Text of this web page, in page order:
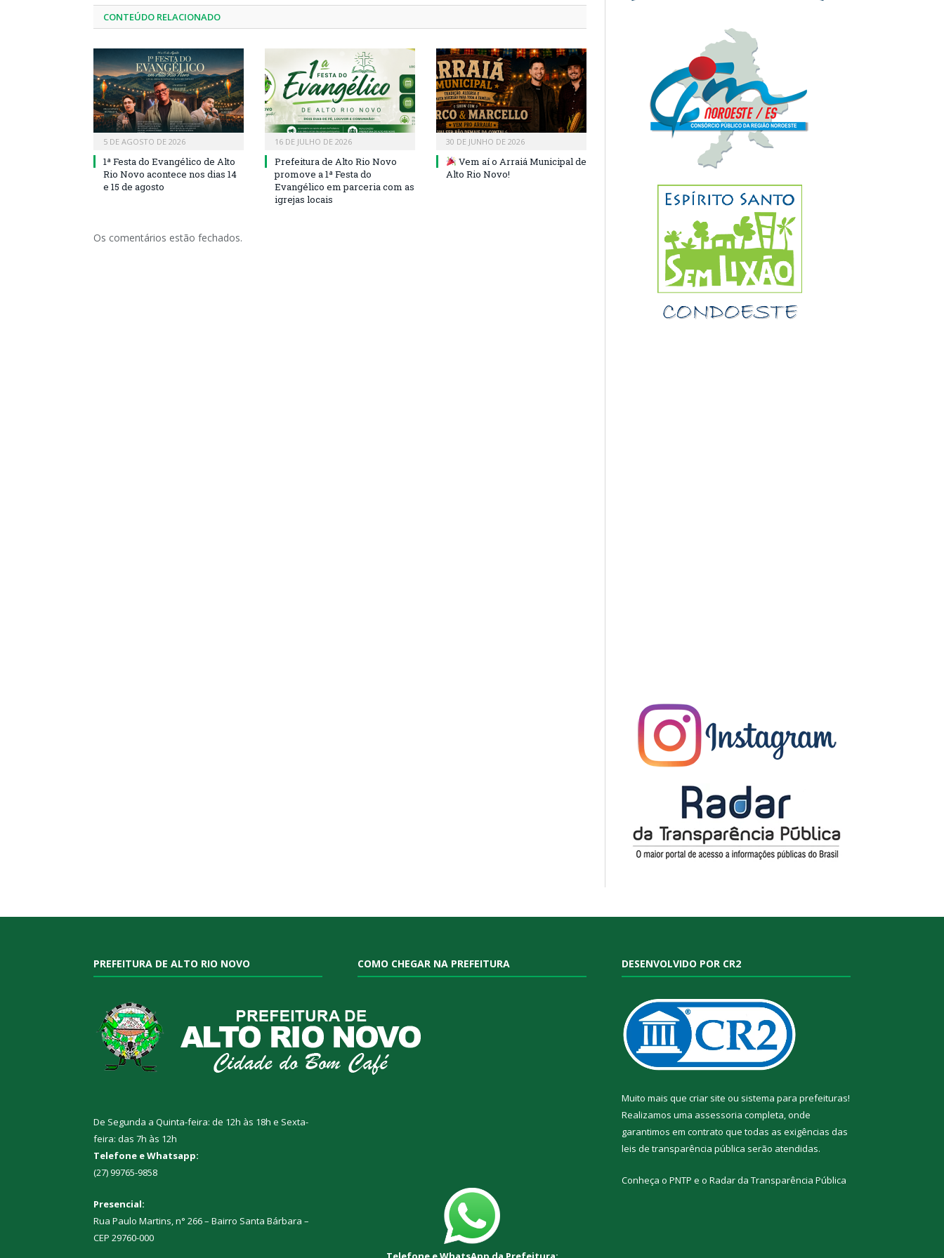
CONTEÚDO RELACIONADO
5 DE AGOSTO DE 2026
1ª Festa do Evangélico de Alto
Rio Novo acontece nos dias 14
e 15 de agosto
16 DE JULHO DE 2026
Prefeitura de Alto Rio Novo
promove a 1ª Festa do
Evangélico em parceria com as
igrejas locais
30 DE JUNHO DE 2026
Vem aí o Arraiá Municipal de
Alto Rio Novo!
Os comentários estão fechados.
PREFEITURA DE ALTO RIO NOVO
De Segunda a Quinta-feira: de 12h às 18h e Sexta-
feira: das 7h às 12h
Telefone e Whatsapp:
(27) 99765-9858
Presencial:
Rua Paulo Martins, n° 266 – Bairro Santa Bárbara –
CEP 29760-000
COMO CHEGAR NA PREFEITURA DESENVOLVIDO POR CR2
Muito mais que criar site ou sistema para prefeituras!
Realizamos uma assessoria completa, onde
garantimos em contrato que todas as exigências das
leis de transparência pública serão atendidas.
Conheça o PNTP e o Radar da Transparência Pública